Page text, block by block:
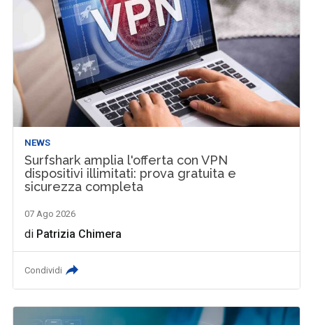
NEWS
Surfshark amplia l'offerta con VPN
dispositivi illimitati: prova gratuita e
sicurezza completa
07 Ago 2026
di Patrizia Chimera
Condividi